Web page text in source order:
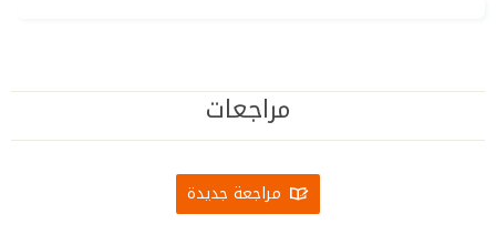
مراجعات
مراجعة جديدة